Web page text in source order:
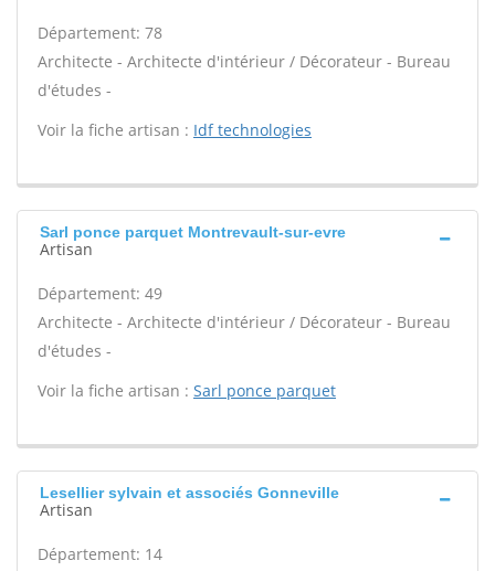
Département: 78
Architecte - Architecte d'intérieur / Décorateur - Bureau
d'études -
Voir la fiche artisan : Idf technologies
Sarl ponce parquet Montrevault-sur-evre
Artisan
Département: 49
Architecte - Architecte d'intérieur / Décorateur - Bureau
d'études -
Voir la fiche artisan : Sarl ponce parquet
Lesellier sylvain et associés Gonneville
Artisan
Département: 14